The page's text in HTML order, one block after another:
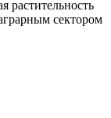
растительность
сектором